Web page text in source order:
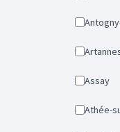
Assay
Athée-